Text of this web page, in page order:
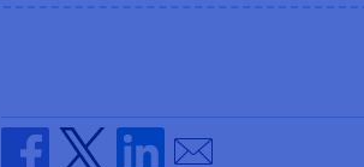
Send by email